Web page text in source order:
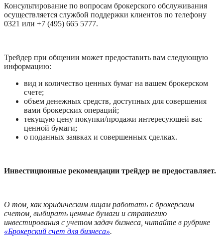
Консультирование по вопросам брокерского обслуживания
осуществляется службой поддержки клиентов по телефону
0321 или +7 (495) 665 5777.
Трейдер при общении может предоставить вам следующую
информацию:
вид и количество ценных бумаг на вашем брокерском
счете;
объем денежных средств, доступных для совершения
вами брокерских операций;
текущую цену покупки/продажи интересующей вас
ценной бумаги;
о поданных заявках и совершенных сделках.
Инвестиционные рекомендации трейдер не предоставляет.
О том, как юридическим лицам работать с брокерским
счетом, выбирать ценные бумаги и стратегию
«Брокерский счет для бизнеса».